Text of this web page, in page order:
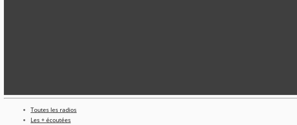
Toutes les radios
Les + écoutées